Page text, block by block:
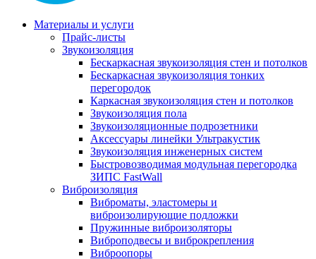
Материалы и услуги
Прайс-листы
Звукоизоляция
Бескаркасная звукоизоляция стен и потолков
Бескаркасная звукоизоляция тонких
перегородок
Каркасная звукоизоляция стен и потолков
Звукоизоляция пола
Звукоизоляционные подрозетники
Аксессуары линейки Ультракустик
Звукоизоляция инженерных систем
Быстровозводимая модульная перегородка
ЗИПС FastWall
Виброизоляция
Виброматы, эластомеры и
виброизолирующие подложки
Пружинные виброизоляторы
Виброподвесы и виброкрепления
Виброопоры